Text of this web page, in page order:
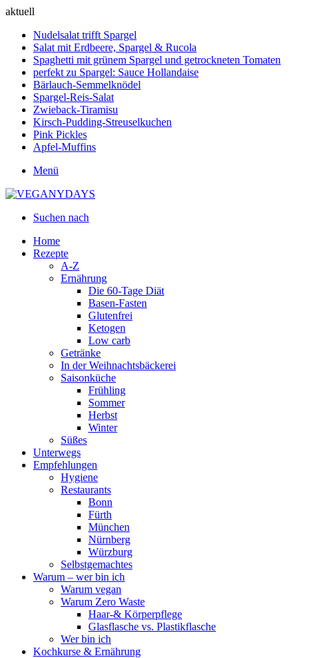
aktuell
Nudelsalat trifft Spargel
Salat mit Erdbeere, Spargel & Rucola
Spaghetti mit grünem Spargel und getrockneten Tomaten
perfekt zu Spargel: Sauce Hollandaise
Bärlauch-Semmelknödel
Spargel-Reis-Salat
Zwieback-Tiramisu
Kirsch-Pudding-Streuselkuchen
Pink Pickles
Apfel-Muffins
Menü
Suchen nach
Home
Rezepte
A-Z
Ernährung
Die 60-Tage Diät
Basen-Fasten
Glutenfrei
Ketogen
Low carb
Getränke
In der Weihnachtsbäckerei
Saisonküche
Frühling
Sommer
Herbst
Winter
Süßes
Unterwegs
Empfehlungen
Hygiene
Restaurants
Bonn
Fürth
München
Nürnberg
Würzburg
Selbstgemachtes
Warum – wer bin ich
Warum vegan
Warum Zero Waste
Haar-& Körperpflege
Glasflasche vs. Plastikflasche
Wer bin ich
Kochkurse & Ernährung